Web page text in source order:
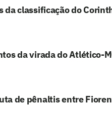
da classificação do
da virada do Atlético-
de pênaltis entre